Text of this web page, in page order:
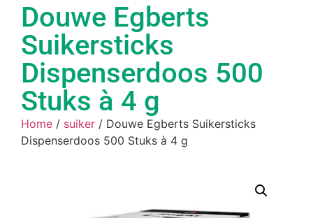
Douwe Egberts
Suikersticks
Dispenserdoos 500
Stuks à 4 g
Home / suiker / Douwe Egberts Suikersticks
Dispenserdoos 500 Stuks à 4 g